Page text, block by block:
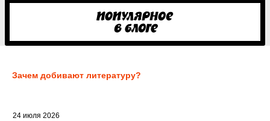
Зачем добивают литературу?
24 июля 2026